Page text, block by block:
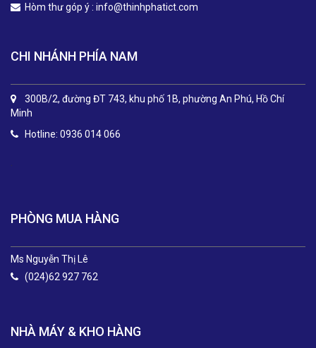
Hòm thư góp ý : info@thinhphatict.com
CHI NHÁNH PHÍA NAM
300B/2, đường ĐT 743, khu phố 1B, phường An Phú, Hồ Chí
Minh
Hotline: 0936 014 066
PHÒNG MUA HÀNG
Ms Nguyễn Thị Lê
(024)62 927 762
NHÀ MÁY & KHO HÀNG